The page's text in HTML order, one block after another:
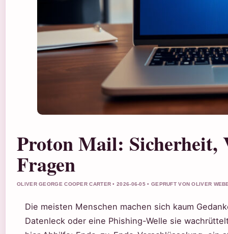
Proton Mail: Sicherheit,
Fragen
OLIVER GEORGE COOPER CARTER • 2026-06-05 • GEPRUFT VON OLIVER
Die meisten Menschen machen sich kaum
Datenleck oder eine Phishing-Welle sie